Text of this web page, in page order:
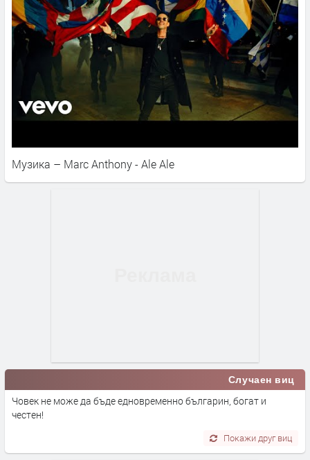
Музика – Marc Anthony - Ale Ale
Случаен виц
Човек не може да бъде едновременно българин, богат и
честен!
Покажи друг виц